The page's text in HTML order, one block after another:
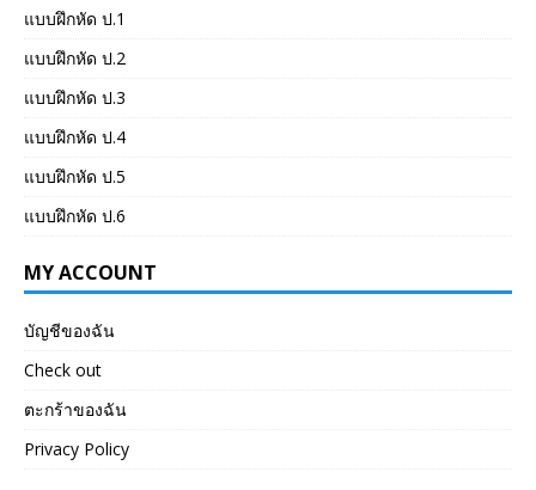
แบบฝึกหัด ป.1
แบบฝึกหัด ป.2
แบบฝึกหัด ป.3
แบบฝึกหัด ป.4
แบบฝึกหัด ป.5
แบบฝึกหัด ป.6
MY ACCOUNT
บัญชีของฉัน
Check out
ตะกร้าของฉัน
Privacy Policy